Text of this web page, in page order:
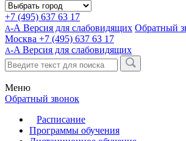
+7 (495) 637 63 17
А-А Версия для слабовидящих Обратный
Москва +7 (495) 637 63 17
A-A Версия для слабовидящих
Меню
Обратный звонок
Расписание
Программы обучения